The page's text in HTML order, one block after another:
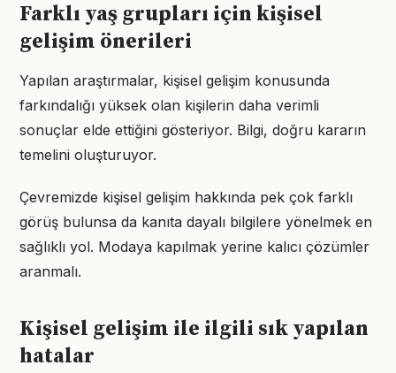
Farklı yaş grupları için kişisel
gelişim önerileri
Yapılan araştırmalar, kişisel gelişim konusunda
farkındalığı yüksek olan kişilerin daha verimli
sonuçlar elde ettiğini gösteriyor. Bilgi, doğru kararın
temelini oluşturuyor.
Çevremizde kişisel gelişim hakkında pek çok farklı
görüş bulunsa da kanıta dayalı bilgilere yönelmek en
sağlıklı yol. Modaya kapılmak yerine kalıcı çözümler
aranmalı.
Kişisel gelişim ile ilgili sık yapılan
hatalar